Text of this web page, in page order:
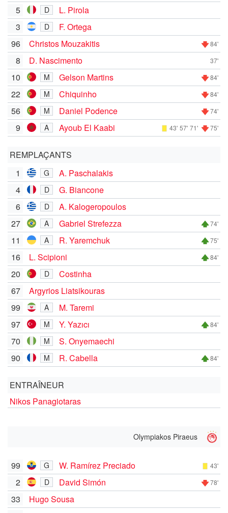
5
D
L. Pirola
3
D
F. Ortega
96
Christos Mouzakitis 84'
8 D. Nascimento 37'
10 M Gelson Martins 84'
22 M Chiquinho 84'
56 M Daniel Podence 74'
9 A Ayoub El Kaabi 43' 57' 71' 75'
REMPLAÇANTS
1
G
A. Paschalakis
4
D
G. Biancone
6
D
A. Kalogeropoulos
27
A Gabriel Strefezza 74'
11 A R. Yaremchuk 75'
16 L. Scipioni 84'
20 D
Costinha
67
Argyrios Liatsikouras
99
A
M. Taremi
97
M Y. Yazıcı 84'
70 M
S. Onyemaechi
90
M R. Cabella 84'
ENTRAÎNEUR
Nikos Panagiotaras
Olympiakos Piraeus
99 G W. Ramírez Preciado 43'
2 D David Simón 78'
33
Hugo Sousa